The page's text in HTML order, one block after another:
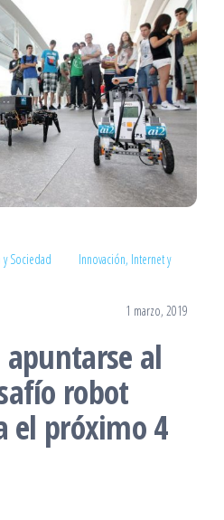
y Sociedad
Innovación, Internet y
1 marzo, 2019
apuntarse al
robot
el próximo 4